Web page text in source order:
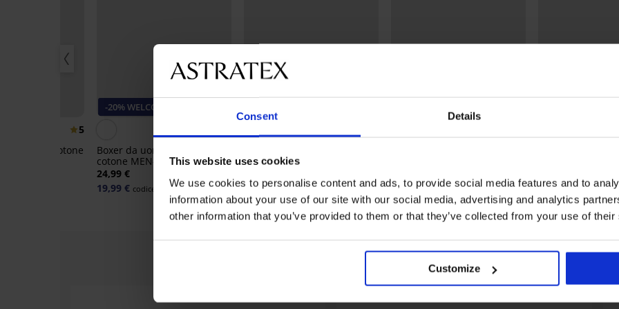
Consent Details
This website uses cookies
We use cookies to personalise content and ads, to provide social media features and to
information about your use of our site with our social media, advertising and analytics
other information that you’ve provided to them or that they’ve collected from your use of
Customize
5
larghi in cotone
-20% WELCOME20
Boxer da uomo larghi in
cotone MEN-A Christiano
24,99 €
19,99 € codice: WELCOME20
MEN-A Richard
19,99 € codice: WELCOME20
24,79 € codice: WELCOME20
codice:
Della stessa collezione